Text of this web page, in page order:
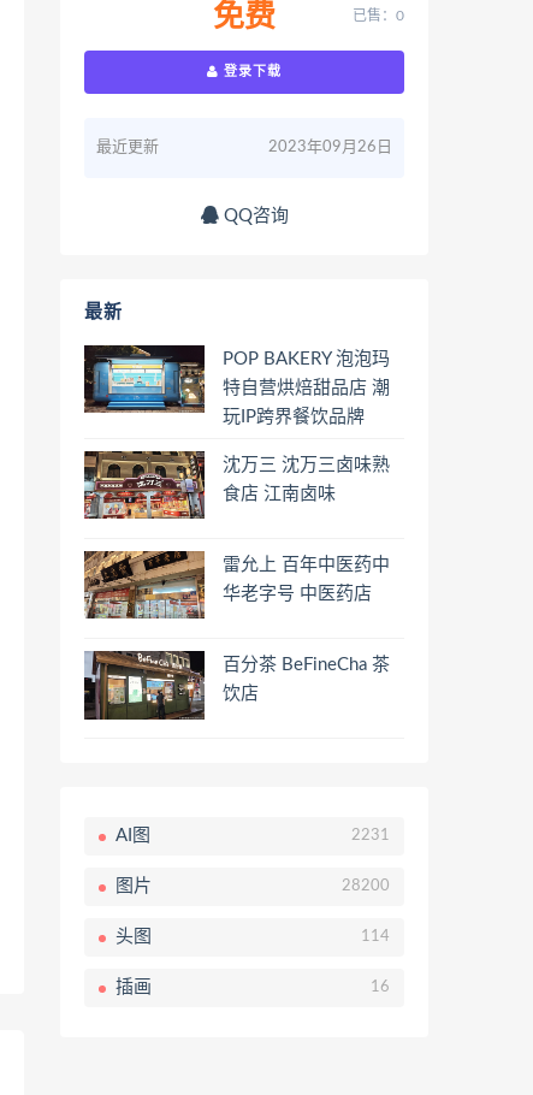
免费 已售：0
登录下载
最近更新 2023年09月26日
QQ咨询
最新
POP BAKERY 泡泡玛
特自营烘焙甜品店 潮
玩IP跨界餐饮品牌
沈万三 沈万三卤味熟
食店 江南卤味
雷允上 百年中医药中
华老字号 中医药店
百分茶 BeFineCha 茶
饮店
AI图 2231
图片 28200
头图 114
插画 16